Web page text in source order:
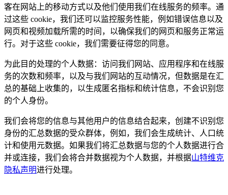
客在网站上的移动方式以及他们使用我们在线服务的频率。通
过这些 cookie，我们还可以监控服务性能，例如错误信息以及
网页和视频加载所需的时间，以确保我们的网页和服务正常运
行。对于这些 cookie，我们需要征得您的同意。
为此目的处理的个人数据：访问我们网站、应用程序和在线服
务的次数和频率，以及与我们网站的互动情况，但数据是在汇
总的基础上收集的，以生成匿名指标和统计信息，不会识别您
的个人身份。
我们会将您的信息与其他用户的信息结合起来，创建不识别您
身份的汇总数据的受众群体，例如，我们会生成统计、人口统
计和使用元数据。如果我们将汇总数据与您的个人数据进行合
并或连接，我们会将合并数据视为个人数据，并根据山特维克
隐私声明进行处理。